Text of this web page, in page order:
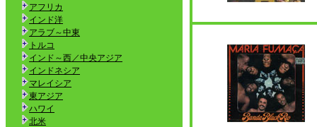
アフリカ
インド洋
アラブ～中東
トルコ
インド～西／中央アジア
インドネシア
マレイシア
東アジア
ハワイ
北米